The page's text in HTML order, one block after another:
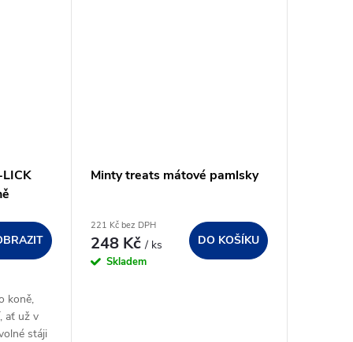
koně,
ať už v
stáji
Minty treats mátové pamlsky
221 Kč bez DPH
248 Kč/ ks
Skladem
DO KOŠÍKU